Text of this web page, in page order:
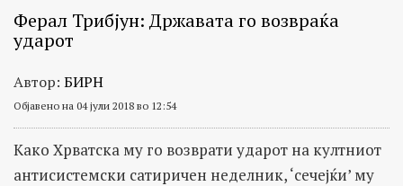
Ферал Трибјун: Државата го возвраќа
ударот
Автор: БИРН
Објавено на 04 јули 2018 во 12:54
Како Хрватска му го возврати ударот на култниот
антисистемски сатиричен неделник, ‘сечејќи’ му